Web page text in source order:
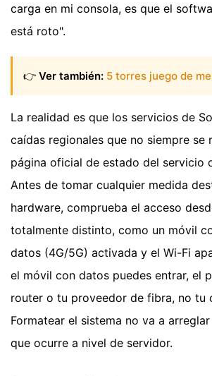
carga en mi consola, es que el
está roto".
👉 Ver también: 5 torres juego de
La realidad es que los servicios de
caídas regionales que no siempre se
página oficial de estado del servicio
Antes de tomar cualquier medida
hardware, comprueba el acceso
totalmente distinto, como un móvil
datos (4G/5G) activada y el Wi-Fi
el móvil con datos puedes entrar, el
router o tu proveedor de fibra, no tu
Formatear el sistema no va a
que ocurre a nivel de servidor.